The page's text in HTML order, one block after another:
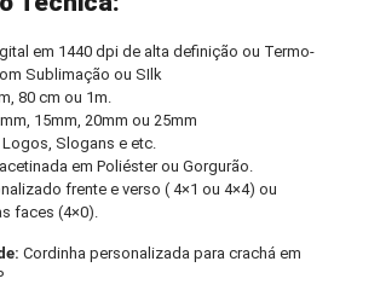
em 1440 dpi de alta definição ou Termo-
Sublimação ou SIlk
80 cm ou 1m.
15mm, 20mm ou 25mm
Logos, Slogans e etc.
em Poliéster ou Gorgurão.
frente e verso ( 4×1 ou 4×4) ou
faces (4×0).
Cordinha personalizada para crachá em